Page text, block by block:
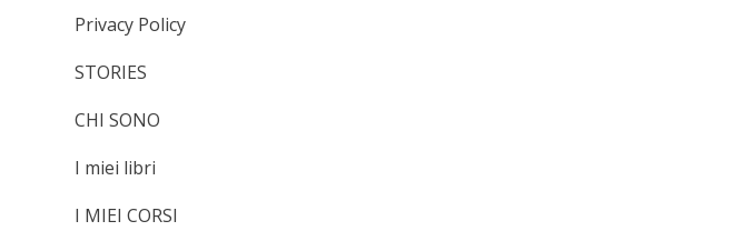
Privacy Policy
STORIES
CHI SONO
I miei libri
I MIEI CORSI